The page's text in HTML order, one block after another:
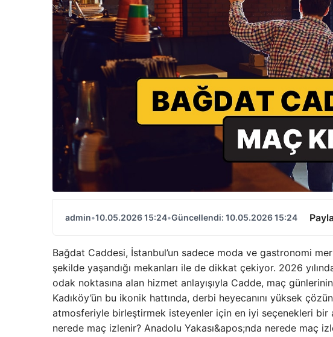
admin•10.05.2026 15:24•Güncellendi: 10.05.2026 15:24
Bağdat Caddesi, İstanbul’un sadece moda ve gastronomi
şekilde yaşandığı mekanları ile de dikkat çekiyor. 2026
odak noktasına alan hizmet anlayışıyla Cadde, maç
Kadıköy’ün bu ikonik hattında, derbi heyecanını yüksek
atmosferiyle birleştirmek isteyenler için en iyi seçenekleri
nerede maç izlenir? Anadolu Yakası&apos;nda nerede maç